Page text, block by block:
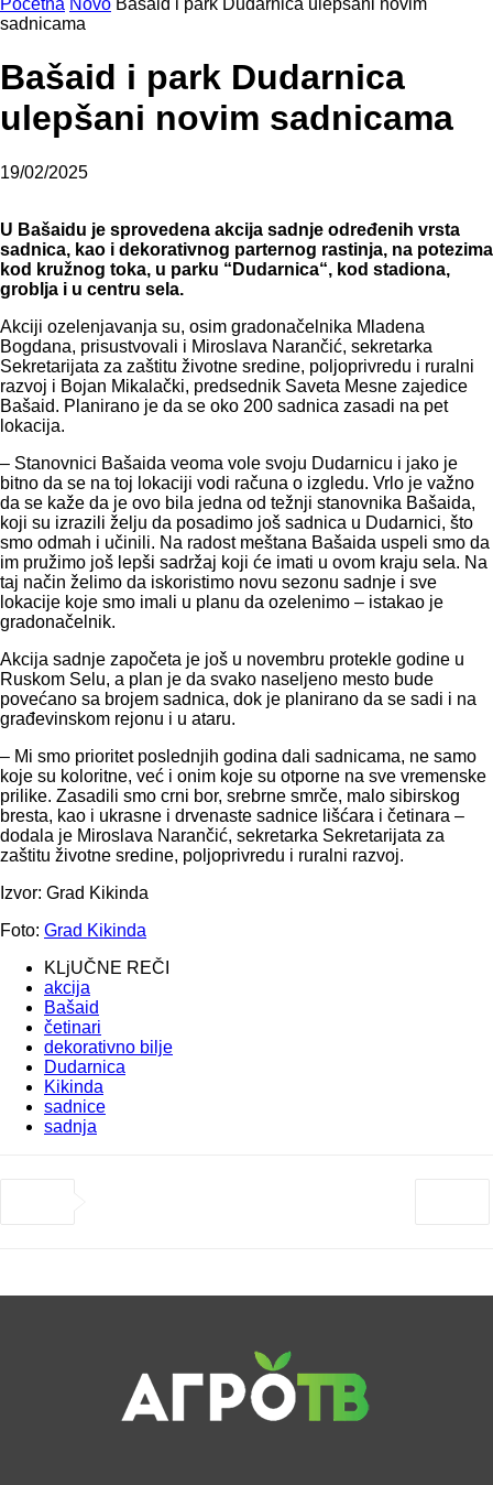
Početna Novo Bašaid i park Dudarnica ulepšani novim
sadnicama
Bašaid i park Dudarnica
ulepšani novim sadnicama
19/02/2025
U Bašaidu je sprovedena akcija sadnje određenih vrsta
sadnica, kao i dekorativnog parternog rastinja, na potezima
kod kružnog toka, u parku “Dudarnica“, kod stadiona,
groblja i u centru sela.
Akciji ozelenjavanja su, osim gradonačelnika Mladena
Bogdana, prisustvovali i Miroslava Narančić, sekretarka
Sekretarijata za zaštitu životne sredine, poljoprivredu i ruralni
razvoj i Bojan Mikalački, predsednik Saveta Mesne zajedice
Bašaid. Planirano je da se oko 200 sadnica zasadi na pet
lokacija.
– Stanovnici Bašaida veoma vole svoju Dudarnicu i jako je
bitno da se na toj lokaciji vodi računa o izgledu. Vrlo je važno
da se kaže da je ovo bila jedna od težnji stanovnika Bašaida,
koji su izrazili želju da posadimo još sadnica u Dudarnici, što
smo odmah i učinili. Na radost meštana Bašaida uspeli smo da
im pružimo još lepši sadržaj koji će imati u ovom kraju sela. Na
taj način želimo da iskoristimo novu sezonu sadnje i sve
lokacije koje smo imali u planu da ozelenimo – istakao je
gradonačelnik.
Akcija sadnje započeta je još u novembru protekle godine u
Ruskom Selu, a plan je da svako naseljeno mesto bude
povećano sa brojem sadnica, dok je planirano da se sadi i na
građevinskom rejonu i u ataru.
– Mi smo prioritet poslednjih godina dali sadnicama, ne samo
koje su koloritne, već i onim koje su otporne na sve vremenske
prilike. Zasadili smo crni bor, srebrne smrče, malo sibirskog
bresta, kao i ukrasne i drvenaste sadnice lišćara i četinara –
dodala je Miroslava Narančić, sekretarka Sekretarijata za
zaštitu životne sredine, poljoprivredu i ruralni razvoj.
Izvor: Grad Kikinda
Foto: Grad Kikinda
KLjUČNE REČI
akcija
Bašaid
četinari
dekorativno bilje
Dudarnica
Kikinda
sadnice
sadnja